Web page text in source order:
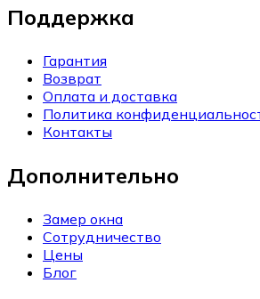
Поддержка
Гарантия
Возврат
Оплата и доставка
Политика
Контакты
Дополнительно
Замер окна
Сотрудничество
Цены
Блог